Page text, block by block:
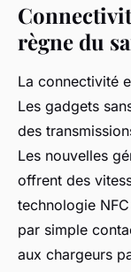
règne du
La connectivité
Les gadgets
des
Les nouvelles
offrent des
technologie
par simple
aux chargeurs